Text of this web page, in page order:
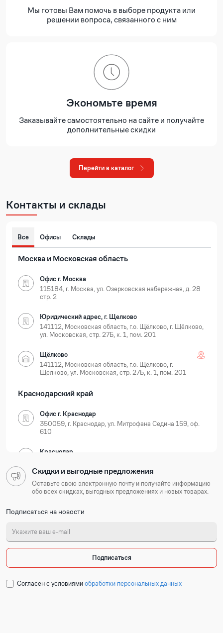
Мы готовы Вам помочь в выборе продукта или
решении вопроса, связанного с ним
Экономьте время
Заказывайте самостоятельно на сайте и получайте
дополнительные скидки
Перейти в каталог
Контакты и склады
Все Офисы Склады
Москва и Московская область
Офис г. Москва
115184, г. Москва, ул. Озерковская набережная, д. 28
стр. 2
Юридический адрес, г. Щелково
141112, Московская область, г.о. Щёлково, г. Щёлково,
ул. Московская, стр. 27Б, к. 1, пом. 201
Щёлково
141112, Московская область, г.о. Щёлково, г.
Щёлково, ул. Московская, стр. 27Б, к. 1, пом. 201
Краснодарский край
Офис г. Краснодар
350059, г. Краснодар, ул. Митрофана Седина 159, оф.
610
Краснодар
Нижегородская область
603105, г. Нижний Новгород, Ошарская 77А, БЦ
Нижний Новгород
603127, г. Нижний Новгород, ул. Коновалова, д. 6
Скидки и выгодные предложения
Оставьте свою электронную почту и получайте информацию
обо всех скидках, выгодных предложениях и новых товарах.
Подписаться на новости
Подписаться
Cогласен с условиямиобработки персональных данных